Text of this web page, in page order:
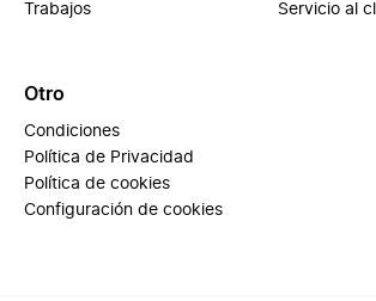
Trabajos
Servicio al
Otro
Condiciones
Política de Privacidad
Política de cookies
Configuración de cookies